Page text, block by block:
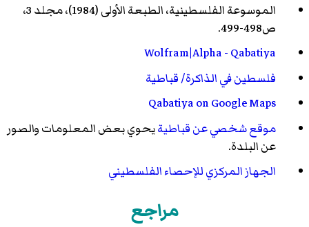
الموسوعة الفلسطينية، الطبعة الأولى (1984)، مجلد 3،
ص498-499.
Wolfram|Alpha - Qabatiya
فلسطين في الذاكرة/ قباطية
Qabatiya on Google Maps
موقع شخصي عن قباطيةيحوي بعض المعلومات والصور
عن البلدة.
الجهاز المركزي للإحصاء الفلسطيني
مراجع